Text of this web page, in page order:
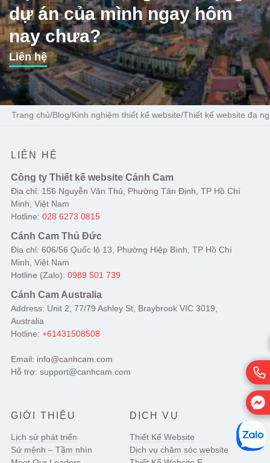
dự án của mình ngay hôm
nay chưa?
Liên hệ
Trang chủ/Blog/Kinh nghiệm thiết kế website/Thiết kế website đa
LIÊN HỆ
Công ty Thiết kế website Cánh Cam
Địa chỉ: 156 Nguyễn Văn Thủ, Phường Tân Định, TP Hồ Chí
Minh, Việt Nam
Hotline: 028 6273 0815
Cánh Cam Thủ Đức
Địa chỉ: 606/56 Quốc lộ 13, Phường Hiệp Bình, TP Hồ Chí
Minh, Việt Nam
Hotline (Zalo): 0989 501 739
Cánh Cam Australia
Address: Unit 2, 77/79 Ashley St, Braybrook VIC 3019,
Australia
Hotline: +61431508508
Email: info@canhcam.com
Hỗ trợ: support@canhcam.com
GIỚI THIỆU
Lịch sử phát triển
Sứ mệnh – Tầm nhìn
DỊCH VỤ
Thiết Kế Website
Dịch vụ chăm sóc website